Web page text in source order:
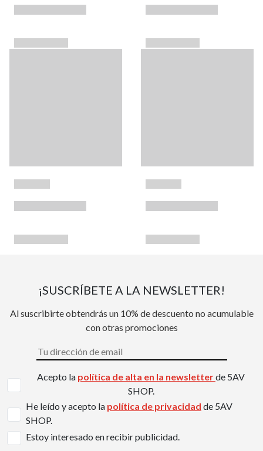
¡SUSCRÍBETE A LA NEWSLETTER!
Al suscribirte obtendrás un 10% de descuento no acumulable
con otras promociones
Acepto la política de alta en la newsletterde 5AV
SHOP.
He leído y acepto la política de privacidad de 5AV
SHOP.
Estoy interesado en recibir publicidad.